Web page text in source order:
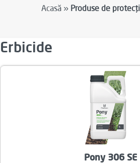
Acasă » Produse de
Erbicide
Pony 306 SE